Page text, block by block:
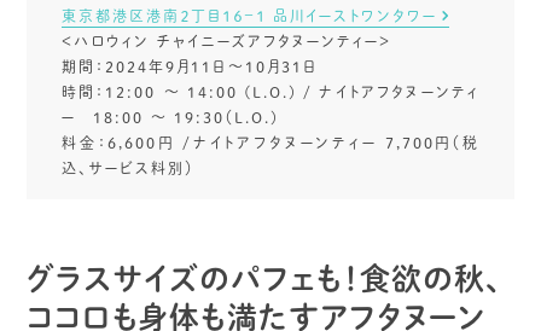
東京都港区港南２丁目１６−１ 品川イーストワンタワー
＜ハロウィン チャイニーズアフタヌーンティー＞
期間：2024年9月11日～10月31日
時間：12:00 ～ 14:00 (L.O.) / ナイトアフタヌーンティ
ー 18:00 ～ 19:30（L.O.)
料金：6,600円 /ナイトアフタヌーンティー 7,700円（税
込、サービス料別）
グラスサイズのパフェも！食欲の秋、
ココロも身体も満たすアフタヌーン